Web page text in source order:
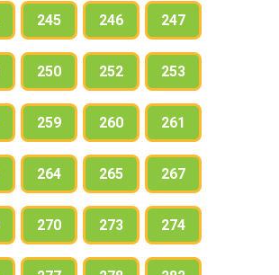
245 246 247
250 252 253
259 260 261
264 265 267
270 273 274